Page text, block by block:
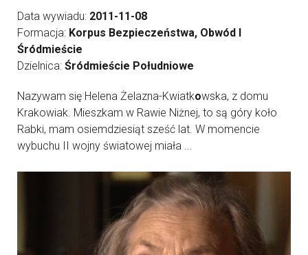
Data wywiadu: 2011-11-08
Formacja: Korpus Bezpieczeństwa, Obwód I
Śródmieście
Dzielnica: Śródmieście Południowe
Nazywam się Helena Żelazna-Kwiatkowska, z domu
Krakowiak. Mieszkam w Rawie Niżnej, to są góry koło
Rabki, mam osiemdziesiąt sześć lat. W momencie
wybuchu II wojny światowej miała ...